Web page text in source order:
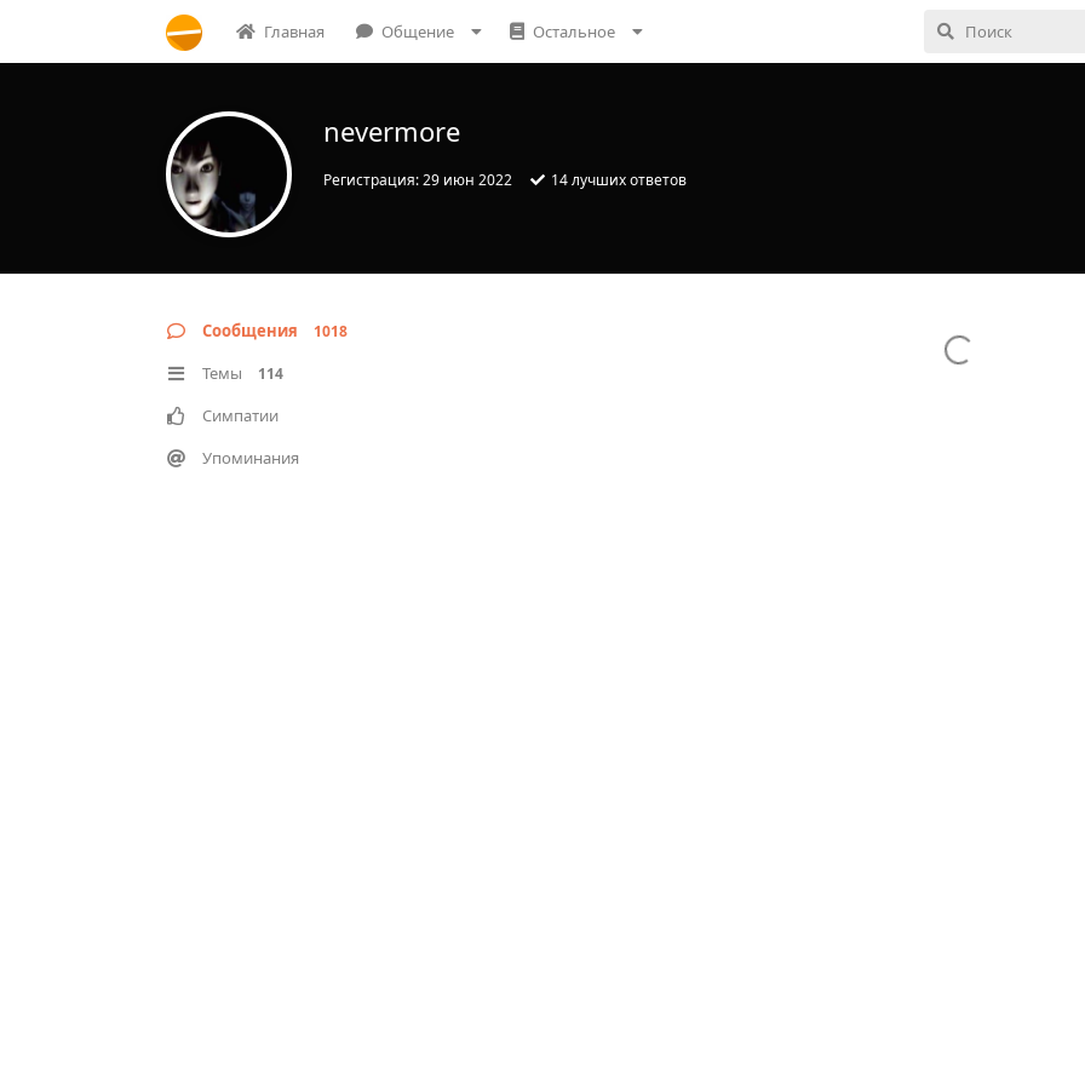
Главная Общение Остальное
nevermore
Регистрация:29 июн 2022 14лучших ответов
Сообщения 1018
Темы 114
Симпатии
Упоминания